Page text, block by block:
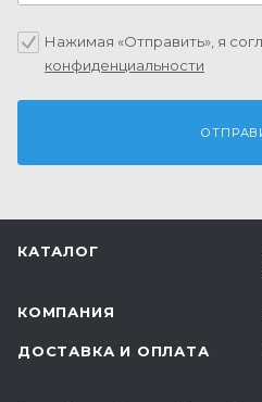
Нажимая «Отправить», я
конфиденциальности
КАТАЛОГ
КОМПАНИЯ
ДОСТАВКА И ОПЛАТА